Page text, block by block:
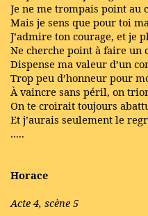
Je ne me trompais point au
Mais je sens que pour toi
J’admire ton courage, et je
Ne cherche point à faire un
Dispense ma valeur d’un
Trop peu d’honneur pour
À vaincre sans péril, on
On te croirait toujours
Et j’aurais seulement le
.....
Horace
Acte 4, scène 5